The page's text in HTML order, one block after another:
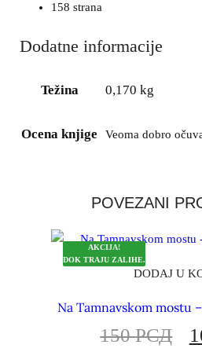
158 strana
Dodatne informacije
Težina 0,170 kg
Ocena knjige Veoma dobro
POVEZANI
AKCIJA!
DOK TRAJU ZALIHE.
DODAJ U
Na Tamnavskom mostu
150РСД